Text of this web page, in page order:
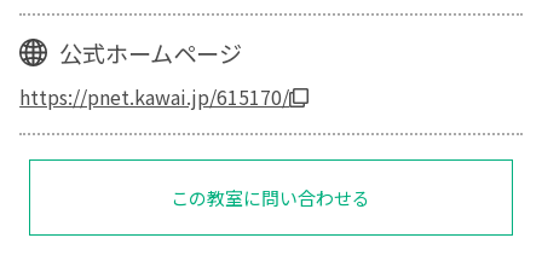
公式ホームページ
https://pnet.kawai.jp/615170/
この教室に問い合わせる